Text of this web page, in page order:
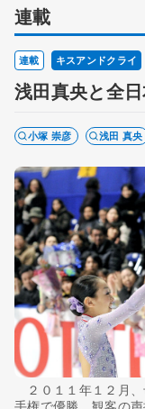
連載
連載 キスアンドクライ
浅田真央と全
小塚 崇彦 浅田 真央
２０１１年１２月